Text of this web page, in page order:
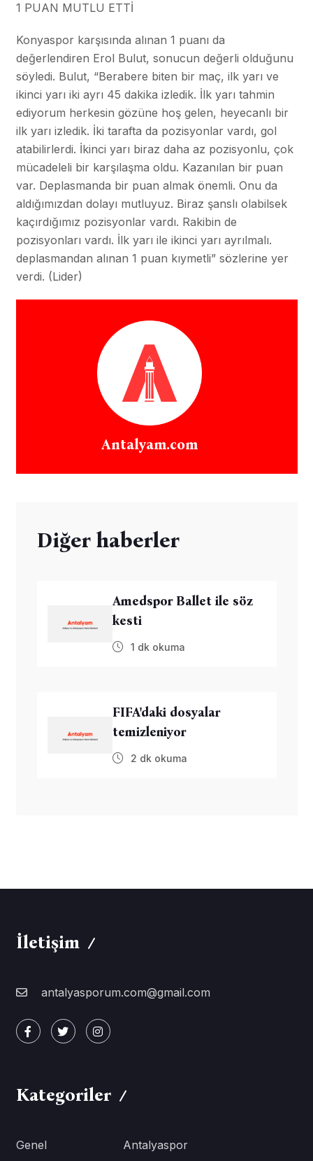
1 PUAN MUTLU ETTİ
Konyaspor karşısında alınan 1 puanı da
değerlendiren Erol Bulut, sonucun değerli olduğunu
söyledi. Bulut, “Berabere biten bir maç, ilk yarı ve
ikinci yarı iki ayrı 45 dakika izledik. İlk yarı tahmin
ediyorum herkesin gözüne hoş gelen, heyecanlı bir
ilk yarı izledik. İki tarafta da pozisyonlar vardı, gol
atabilirlerdi. İkinci yarı biraz daha az pozisyonlu, çok
mücadeleli bir karşılaşma oldu. Kazanılan bir puan
var. Deplasmanda bir puan almak önemli. Onu da
aldığımızdan dolayı mutluyuz. Biraz şanslı olabilsek
kaçırdığımız pozisyonlar vardı. Rakibin de
pozisyonları vardı. İlk yarı ile ikinci yarı ayrılmalı.
deplasmandan alınan 1 puan kıymetli” sözlerine yer
verdi. (Lider)
Antalyam.com
Diğer haberler
Amedspor Ballet ile söz
kesti
1 dk okuma
FIFA'daki dosyalar
temizleniyor
2 dk okuma
İletişim
antalyasporum.com@gmail.com
Kategoriler
Genel Antalyaspor